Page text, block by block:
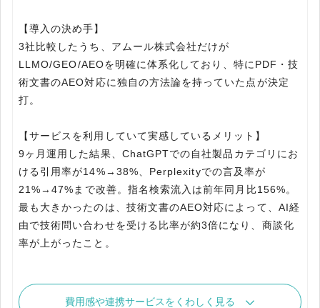
【導入の決め手】
3社比較したうち、アムール株式会社だけが
LLMO/GEO/AEOを明確に体系化しており、特にPDF・技
術文書のAEO対応に独自の方法論を持っていた点が決定
打。
【サービスを利用していて実感しているメリット】
9ヶ月運用した結果、ChatGPTでの自社製品カテゴリにお
ける引用率が14%→38%、Perplexityでの言及率が
21%→47%まで改善。指名検索流入は前年同月比156%。
最も大きかったのは、技術文書のAEO対応によって、AI経
由で技術問い合わせを受ける比率が約3倍になり、商談化
率が上がったこと。
費用感や連携サービスをくわしく見る